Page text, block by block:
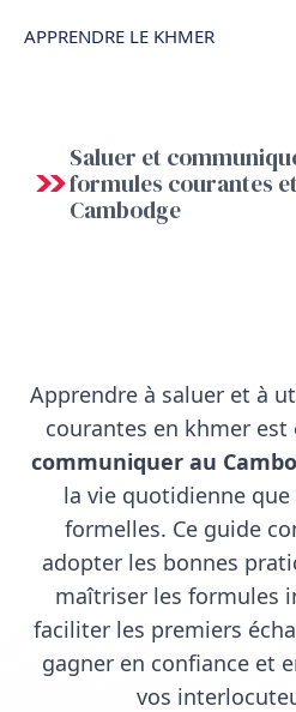
auAPPRENDRE LE KHMER
Saluer et
formules courantes
Cambodge
Apprendre à saluer et à
courantes en khmer
communiquer au
la vie quotidienne
formelles. Ce guide
adopter les bonnes
maîtriser les formules
faciliter les premiers
gagner en confiance et
vos